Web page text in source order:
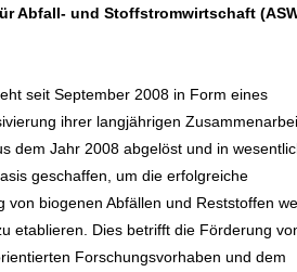
Abfall- und Stoffstromwirtschaft
seit September 2008 in Form eines
ihrer langjährigen
dem Jahr 2008 abgelöst und in
geschaffen, um die erfolgreiche
biogenen Abfällen und Reststoffen
etablieren. Dies betrifft die Förderung
Forschungsvorhaben und dem